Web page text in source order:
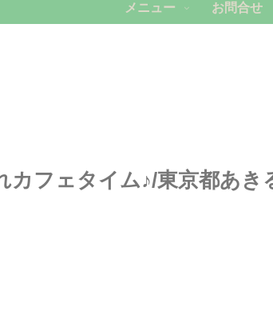
メニュー お問合せ
カフェタイム♪/東京都あき